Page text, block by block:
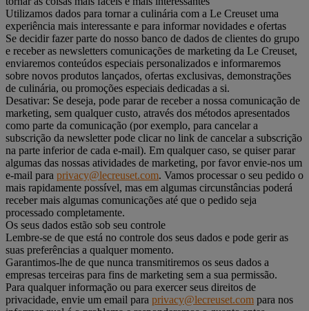
Utilizamos dados para tornar a culinária com a Le Creuset uma
experiência mais interessante e para informar novidades e ofertas
Se decidir fazer parte do nosso banco de dados de clientes do grupo
e receber as newsletters comunicações de marketing da Le Creuset,
enviaremos conteúdos especiais personalizados e informaremos
sobre novos produtos lançados, ofertas exclusivas, demonstrações
de culinária, ou promoções especiais dedicadas a si.
Desativar: Se deseja, pode parar de receber a nossa comunicação de
marketing, sem qualquer custo, através dos métodos apresentados
como parte da comunicação (por exemplo, para cancelar a
subscrição da newsletter pode clicar no link de cancelar a subscrição
na parte inferior de cada e-mail). Em qualquer caso, se quiser parar
algumas das nossas atividades de marketing, por favor envie-nos um
e-mail para privacy@lecreuset.com. Vamos processar o seu pedido o
mais rapidamente possível, mas em algumas circunstâncias poderá
receber mais algumas comunicações até que o pedido seja
processado completamente.
Os seus dados estão sob seu controle
Lembre-se de que está no controle dos seus dados e pode gerir as
suas preferências a qualquer momento.
Garantimos-lhe de que nunca transmitiremos os seus dados a
empresas terceiras para fins de marketing sem a sua permissão.
Para qualquer informação ou para exercer seus direitos de
privacidade, envie um email para privacy@lecreuset.com para nos